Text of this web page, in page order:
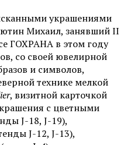
украшениями
Михаил, занявший II
ГОХРАНА в этом году
со своей ювелирной
и символов,
технике мелкой
, визитной карточкой
с цветными
J-18, J-19),
J-12, J-13),